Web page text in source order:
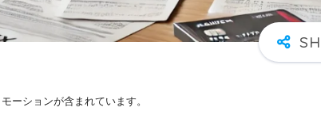
ーションが含まれています。